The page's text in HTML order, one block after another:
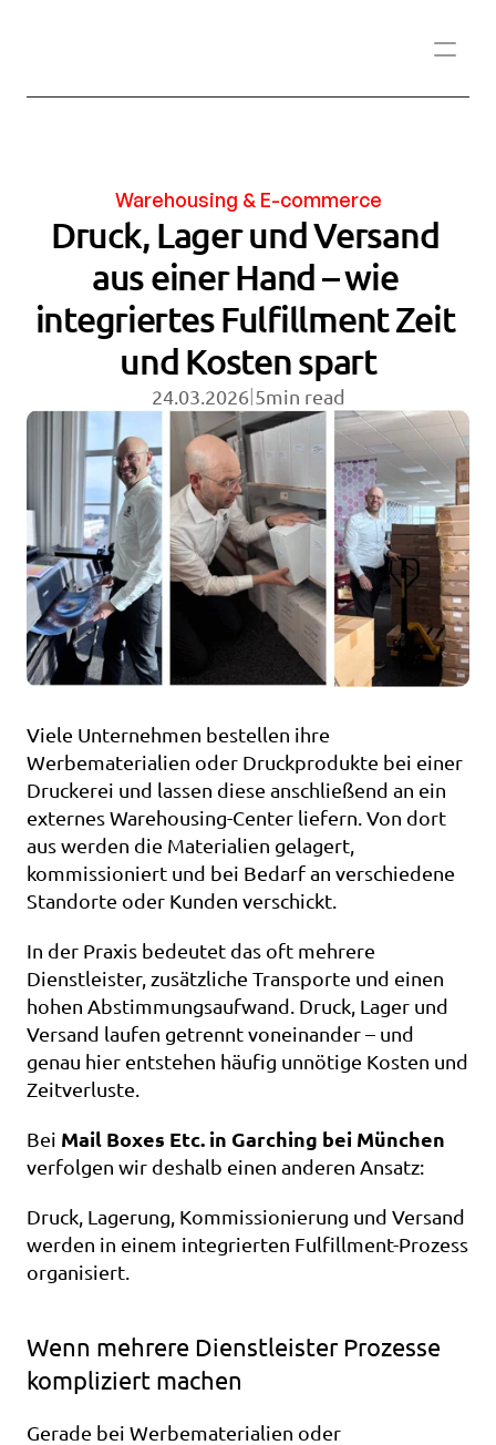
Warehousing & E-commerce
Druck, Lager und Versand
aus einer Hand – wie
integriertes Fulfillment Zeit
und Kosten spart
24.03.2026|5min read
Viele Unternehmen bestellen ihre
Werbematerialien oder Druckprodukte bei einer
Druckerei und lassen diese anschließend an ein
externes Warehousing-Center liefern. Von dort
aus werden die Materialien gelagert,
kommissioniert und bei Bedarf an verschiedene
Standorte oder Kunden verschickt.
In der Praxis bedeutet das oft mehrere
Dienstleister, zusätzliche Transporte und einen
hohen Abstimmungsaufwand. Druck, Lager und
Versand laufen getrennt voneinander – und
genau hier entstehen häufig unnötige Kosten und
Zeitverluste.
Bei Mail Boxes Etc. in Garching bei München
verfolgen wir deshalb einen anderen Ansatz:
Druck, Lagerung, Kommissionierung und Versand
werden in einem integrierten Fulfillment-Prozess
organisiert.
Wenn mehrere Dienstleister Prozesse
kompliziert machen
Gerade bei Werbematerialien oder